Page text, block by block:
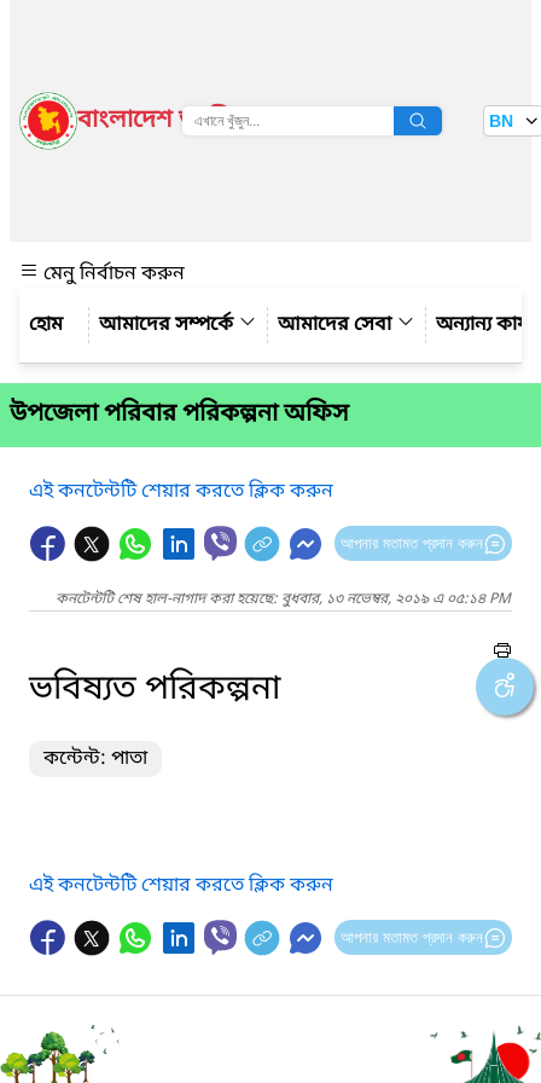
বাংলাদেশ জাতীয় তথ্য বাতায়ন BN
মেনু নির্বাচন করুন
আমাদের সম্পর্কে
আমাদের সেবা অন্যান্য
উপজেলা পরিবার পরিকল্পনা অফিস
এই কনটেন্টটি শেয়ার করতে ক্লিক করুন
আপনার মতামত প্রদান করুন
কনটেন্টটি শেষ হাল-নাগাদ করা হয়েছে: বুধবার, ১৩ নভেম্বর, ২০১৯ এ ০৫:১৪ PM
ভবিষ্যত পরিকল্পনা
কন্টেন্ট: পাতা
এই কনটেন্টটি শেয়ার করতে ক্লিক করুন
আপনার মতামত প্রদান করুন